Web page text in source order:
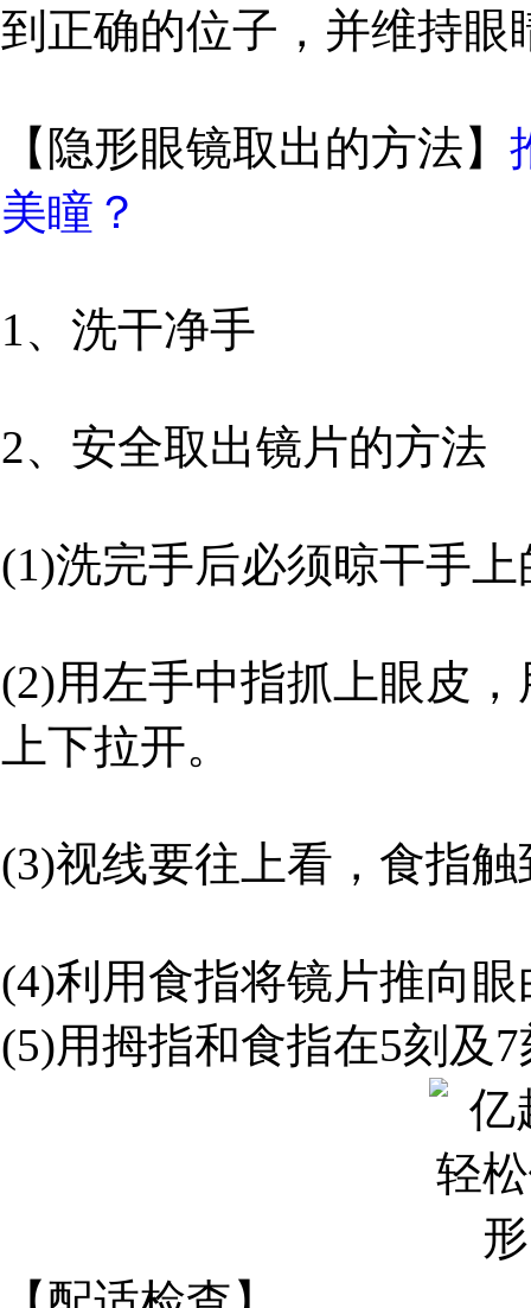
到正确的位子，并维持眼
【隐形眼镜取出的方法】
美瞳？
1、洗干净手
2、安全取出镜片的方法
(1)洗完手后必须晾干手
(2)用左手中指抓上眼皮
上下拉开。
(3)视线要往上看，食指
(4)利用食指将镜片推向
(5)用拇指和食指在5刻及